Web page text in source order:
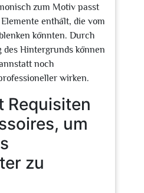
zum Motiv passt
enthält, die vom
könnten. Durch
Hintergrunds können
noch
wirken.
Requisiten
um
zu